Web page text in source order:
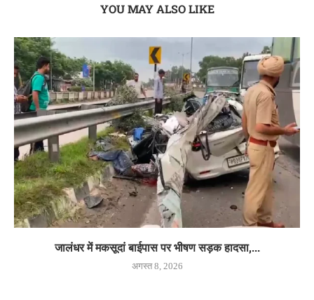
YOU MAY ALSO LIKE
जालंधर में मकसूदां बाईपास पर भीषण सड़क हादसा,...
अगस्त 8, 2026